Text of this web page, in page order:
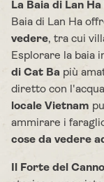
La Baia di Lan Ha
Baia di Lan Ha
vedere, tra cui
Esplorare la baia
di Cat Ba più
diretto con
locale Vietnam
ammirare i
cose da vedere
Il Forte del